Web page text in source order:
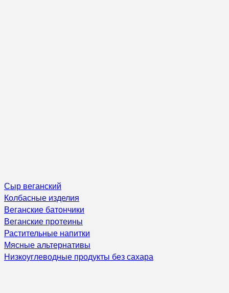
Сыр веганский
Колбасные изделия
Веганские батончики
Веганские протеины
Растительные напитки
Мясные альтернативы
Низкоуглеводные продукты без сахара